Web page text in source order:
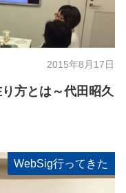
2015年8月17日
方とは～代田昭久
WebSig行ってきた